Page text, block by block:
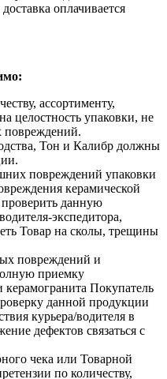
оплачивается
ассортименту,
целостность упаковки, не
повреждений.
Тон и Калибр должны
повреждений упаковки
керамической
данную
экспедитора,
Товар на сколы, трещины
повреждений и
приемку
Покупатель
данной продукции
курьера/водителя в
дефектов связаться с
чека или Товарной
по количеству,